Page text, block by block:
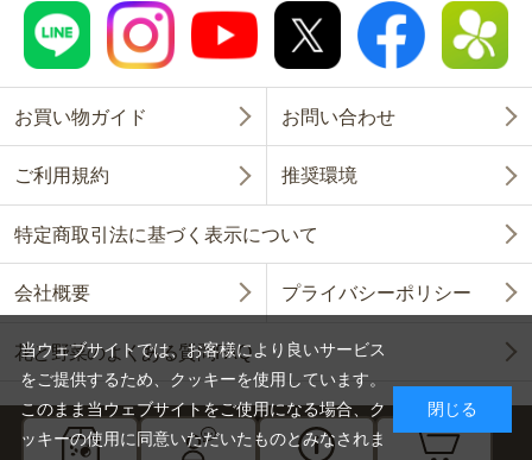
お買い物ガイド お問い合わせ
ご利用規約 推奨環境
特定商取引法に基づく表示について
会社概要 プライバシーポリシー
花と野菜のよくある質問FAQ
当ウェブサイトでは、お客様により良いサービス
をご提供するため、クッキーを使用しています。
このまま当ウェブサイトをご使用になる場合、ク
ッキーの使用に同意いただいたものとみなされま
閉じる